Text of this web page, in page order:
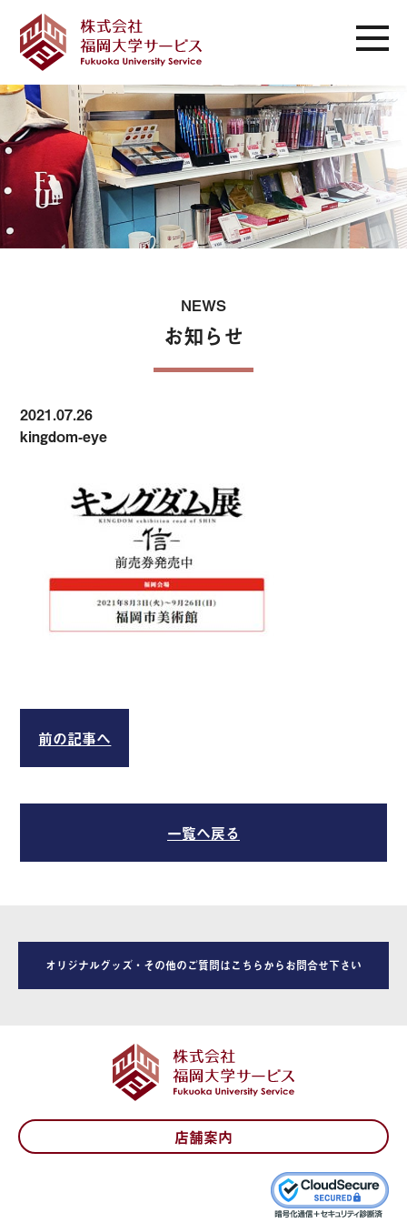
NEWS
お知らせ
2021.07.26
kingdom-eye
前の記事へ
一覧へ戻る
オリジナルグッズ・その他のご質問はこちらからお問合せ下さい
店舗案内